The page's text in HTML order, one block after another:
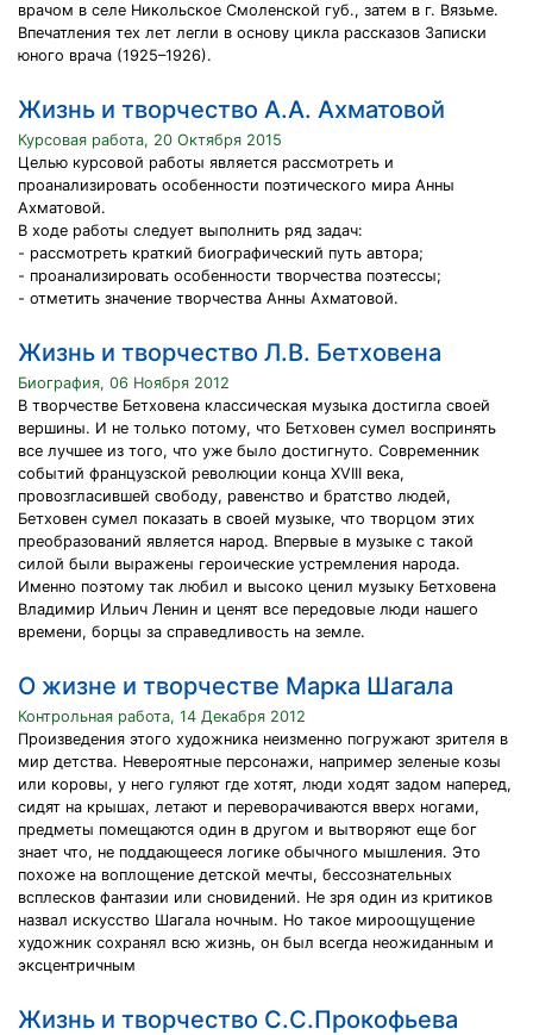
врачом в селе Никольское Смоленской губ., затем в г. Вязьме.
Впечатления тех лет легли в основу цикла рассказов Записки
юного врача (1925–1926).
Жизнь и творчество А.А. Ахматовой
Курсовая работа, 20 Октября 2015
Целью курсовой работы является рассмотреть и
проанализировать особенности поэтического мира Анны
Ахматовой.
В ходе работы следует выполнить ряд задач:
- рассмотреть краткий биографический путь автора;
- проанализировать особенности творчества поэтессы;
- отметить значение творчества Анны Ахматовой.
Жизнь и творчество Л.В. Бетховена
Биография, 06 Ноября 2012
В творчестве Бетховена классическая музыка достигла своей
вершины. И не только потому, что Бетховен сумел воспринять
все лучшее из того, что уже было достигнуто. Современник
событий французской революции конца XVIII века,
провозгласившей свободу, равенство и братство людей,
Бетховен сумел показать в своей музыке, что творцом этих
преобразований является народ. Впервые в музыке с такой
силой были выражены героические устремления народа.
Именно поэтому так любил и высоко ценил музыку Бетховена
Владимир Ильич Ленин и ценят все передовые люди нашего
времени, борцы за справедливость на земле.
О жизне и творчестве Марка Шагала
Контрольная работа, 14 Декабря 2012
Произведения этого художника неизменно погружают зрителя в
мир детства. Невероятные персонажи, например зеленые козы
или коровы, у него гуляют где хотят, люди ходят задом наперед,
сидят на крышах, летают и переворачиваются вверх ногами,
предметы помещаются один в другом и вытворяют еще бог
знает что, не поддающееся логике обычного мышления. Это
похоже на воплощение детской мечты, бессознательных
всплесков фантазии или сновидений. Не зря один из критиков
назвал искусство Шагала ночным. Но такое мироощущение
художник сохранял всю жизнь, он был всегда неожиданным и
эксцентричным
Жизнь и творчество С.С.Прокофьева